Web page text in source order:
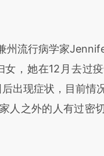
流行病学家
，她在12月去过
出现症状，目前情
人之外的人有过密